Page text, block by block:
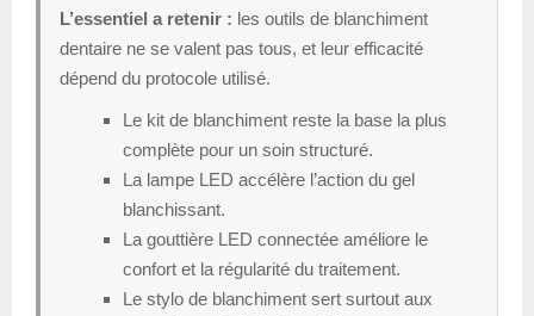
L’essentiel a retenir : les outils de blanchiment
dentaire ne se valent pas tous, et leur efficacité
dépend du protocole utilisé.
Le kit de blanchiment reste la base la plus
complète pour un soin structuré.
La lampe LED accélère l’action du gel
blanchissant.
La gouttière LED connectée améliore le
confort et la régularité du traitement.
Le stylo de blanchiment sert surtout aux